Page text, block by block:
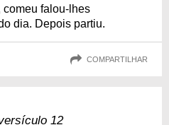
comeu falou-lhes
dia. Depois partiu.
COMPARTILHAR
12